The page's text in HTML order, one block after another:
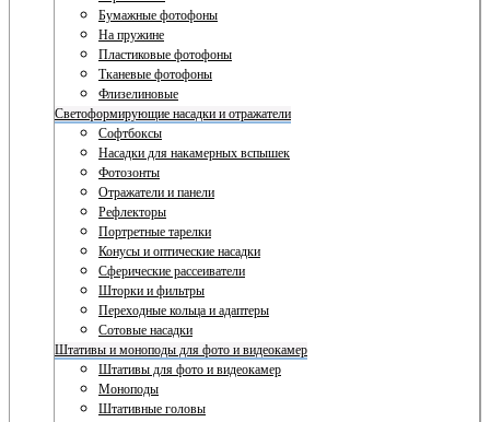
Бумажные фотофоны
На пружине
Пластиковые фотофоны
Тканевые фотофоны
Флизелиновые
Светоформирующие насадки и отражатели
Софтбоксы
Насадки для накамерных вспышек
Фотозонты
Отражатели и панели
Рефлекторы
Портретные тарелки
Конусы и оптические насадки
Сферические рассеиватели
Шторки и фильтры
Переходные кольца и адаптеры
Сотовые насадки
Штативы и моноподы для фото и видеокамер
Штативы для фото и видеокамер
Моноподы
Штативные головы